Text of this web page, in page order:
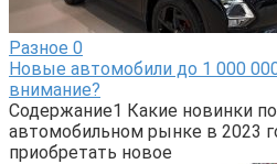
Разное 0
Новые автомобили до 1 000
внимание?
Содержание1 Какие новинки
автомобильном рынке в 2023
приобретать новое